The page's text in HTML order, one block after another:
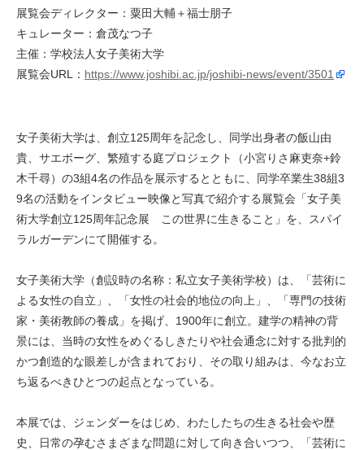
展覧会ディレクター：粟田大輔＋福士朋子
キュレーター：倉茂なつ子
主催：学校法人女子美術大学
展覧会URL： https://www.joshibi.ac.jp/joshibi-news/event/3501
女子美術大学は、創立125周年を記念し、同学出身者の飯山由
貴、サエボーグ、繁殖する庭プロジェクト（小宮りさ麻吏奈+鈴
木千尋）の3組4名の作品を展示するとともに、同学卒業生38組3
9名の活動をインタビュー映像と写真で紹介する展覧会「女子美
術大学創立125周年記念展 この世界に生きること」を、スパイ
ラルガーデンにて開催する。
女子美術大学（創設時の名称：私立女子美術学校）は、「芸術に
よる女性の自立」、「女性の社会的地位の向上」、「専門の技術
家・美術教師の養成」を掲げ、1900年に創立。建学の精神の背
景には、当時の女性をめぐるしきたりや社会通念に対する批判的
かつ創造的な眼差しが含まれており、その取り組みは、今なお立
ち返るべきひとつの起点となっている。
本展では、ジェンダーをはじめ、わたしたちの生きる社会や歴
史、日常の孕むさまざまな問題に対して向き合いつつ、「芸術に